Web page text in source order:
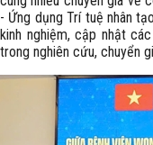
- Ứng dụng Trí tuệ nhân
kinh nghiệm, cập nhật
trong nghiên cứu, chuyển